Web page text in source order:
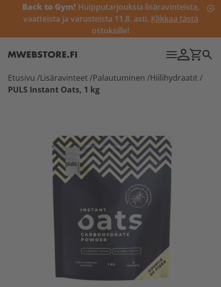
Back to Gym! Huipputarjouksia lisäravinteista,
vaatteista ja varusteista 11.8. asti. Klikkaa tästä
ostoksille!
Etusivu /Lisäravinteet /Palautuminen /Hiilihydraatit /
PULS Instant Oats, 1 kg